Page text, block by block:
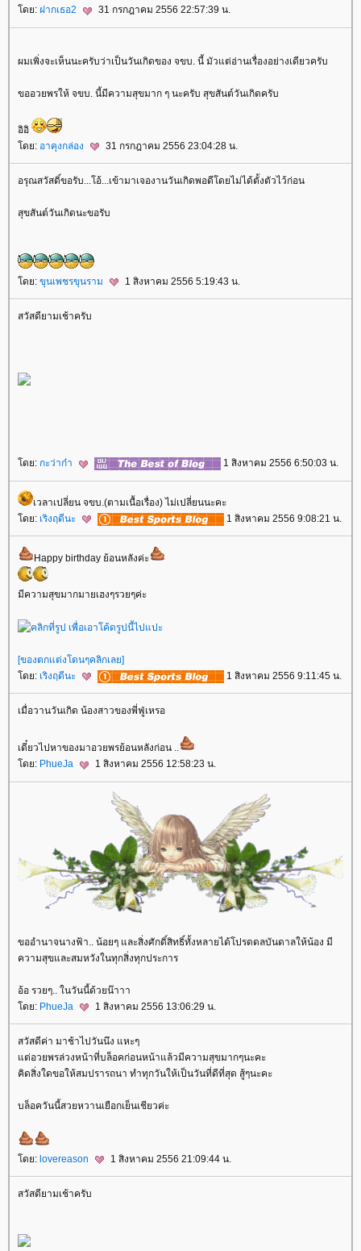
ดย: ฝากเธอ2 31 กรกฎาคม 2556 22:57:39 น.
ผมเพิ่งจะเห็นนะครับว่าเป็นวันเกิดของ จขบ. นี้ มัวแต่อ่านเรื่องอย่างเดียวครับ
ขออวยพรให้ จขบ. นี้มีความสุขมาก ๆ นะครับ สุขสันต์วันเกิดครับ
อิอิ
ดย: อาคุงกล่อง 31 กรกฎาคม 2556 23:04:28 น.
อรุณสวัสดิ์ขอรับ...โอ้...เข้ามาเจองานวันเกิดพอดีโดยไม่ได้ตั้งตัวไว้ก่อน
สุขสันต์วันเกิดนะขอรับ
ดย: ขุนเพชรขุนราม 1 สิงหาคม 2556 5:19:43 น.
สวัสดียามเช้าครับ
ดย: กะว่าก๋า 1 สิงหาคม 2556 6:50:03 น.
เวลาเปลี่ยน จขบ.(ตามเนื้อเรื่อง) ไม่เปลี่ยนนะคะ
ดย: เริงฤดีนะ 1 สิงหาคม 2556 9:08:21 น.
Happy birthday ย้อนหลังค่ะ
มีความสุขมากมายเฮงๆรวยๆค่ะ
[ของตกแต่งโดนๆคลิกเลย]
ดย: เริงฤดีนะ 1 สิงหาคม 2556 9:11:45 น.
เมื่อวานวันเกิด น้องสาวของพี่ฟู่เหรอ
เดี๋ยวไปหาของมาอวยพรย้อนหลังก่อน ..
ดย: PhueJa 1 สิงหาคม 2556 12:58:23 น.
ขออำนาจนางฟ้า.. น้อยๆ และสิ่งศักดิ์สิทธิ์ทั้งหลายได้โปรดดลบันดาลให้น้อง มี
ความสุขและสมหวังในทุกสิ่งทุกประการ
อ้อ รวยๆ.. ในวันนี้ด้วยน๊าาา
ดย: PhueJa 1 สิงหาคม 2556 13:06:29 น.
สวัสดีค่า มาช้าไปวันนึง แหะๆ
ต่อวยพรล่วงหน้าที่บล็อคก่อนหน้าแล้วมีความสุขมากๆนะคะ
คิดสิ่งใดขอให้สมปรารถนา ทำทุกวันให้เป็นวันที่ดีที่สุด สู้ๆนะคะ
บล็อควันนี้สวยหวานเยือกเย็นเชียวค่ะ
ดย: lovereason 1 สิงหาคม 2556 21:09:44 น.
สวัสดียามเช้าครับ